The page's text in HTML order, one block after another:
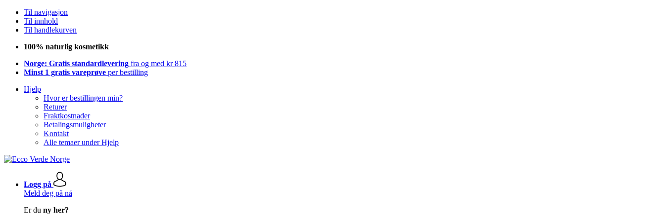
Til navigasjon
Til innhold
Til handlekurven
100% naturlig kosmetikk
Norge: Gratis standardlevering fra og med kr 815
Minst 1 gratis vareprøve per bestilling
Hjelp
Hvor er bestillingen min?
Returer
Fraktkostnader
Betalingsmuligheter
Kontakt
Alle temaer under Hjelp
Logg på
Meld deg på nå
Er du ny her?